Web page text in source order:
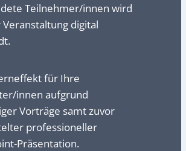
Teilnehmer/innen wird
Veranstaltung digital
für Ihre
innen aufgrund
Vorträge samt zuvor
professioneller
Präsentation.